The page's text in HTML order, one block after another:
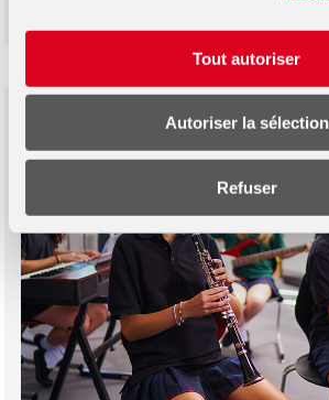
Tout autoriser
Autoriser la sélection
Refuser